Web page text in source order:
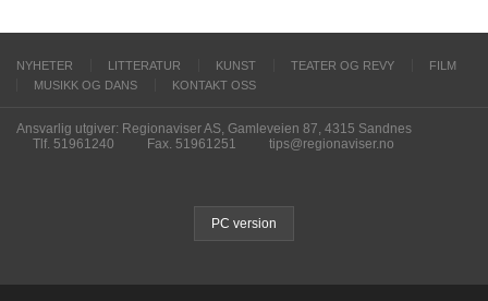
NYHETER LITTERATUR KUNST TEATER OG REVY
FILM
MUSIKK OG DANS
KONTAKT OSS
Ansvarlig utgiver: Regionaviser AS, Gamleveien 87, 4315 Sandnes
Tlf. 51961240
Fax. 51961251 tips@regionaviser.no
PC version